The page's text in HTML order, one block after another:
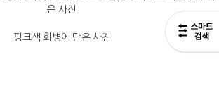
핑크색 화병에 담은 사진